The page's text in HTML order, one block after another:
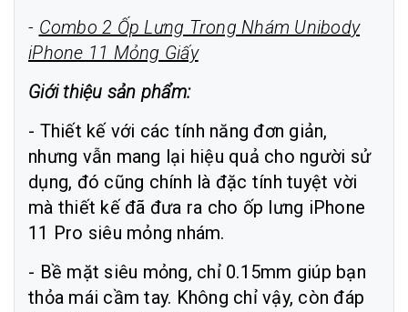
- Combo 2 Ốp Lưng Trong Nhám Unibody
iPhone 11 Mỏng Giấy
Giới thiệu sản phẩm:
- Thiết kế với các tính năng đơn giản,
nhưng vẫn mang lại hiệu quả cho người sử
dụng, đó cũng chính là đặc tính tuyệt vời
mà thiết kế đã đưa ra cho ốp lưng iPhone
11 Pro siêu mỏng nhám.
- Bề mặt siêu mỏng, chỉ 0.15mm giúp bạn
thỏa mái cầm tay. Không chỉ vậy, còn đáp